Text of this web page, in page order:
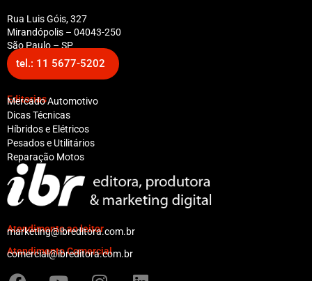
Rua Luis Góis, 327
Mirandópolis – 04043-250
São Paulo – SP
tel.: 11 5677-5202
Editorias
Mercado Automotivo
Dicas Técnicas
Híbridos e Elétricos
Pesados e Utilitários
Reparação Motos
Atendimento ao leitor
marketing@ibreditora.com.br
Atendimento Comercial
comercial@ibreditora.com.br
F
Y
I
L